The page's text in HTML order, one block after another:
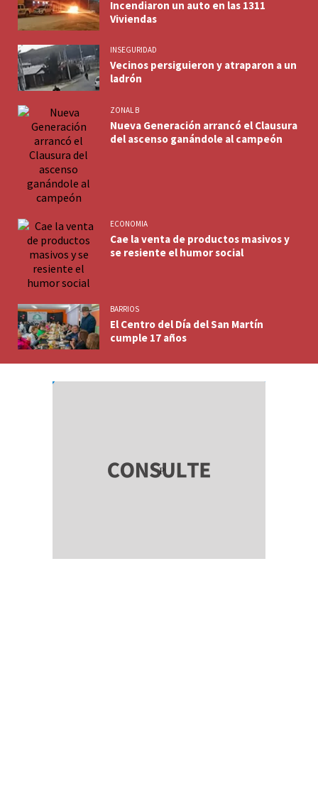
Incendiaron un auto en las 1311
Viviendas
INSEGURIDAD
Vecinos persiguieron y atraparon a un
ladrón
ZONAL B
Nueva Generación arrancó el Clausura
del ascenso ganándole al campeón
ECONOMIA
Cae la venta de productos masivos y
se resiente el humor social
BARRIOS
El Centro del Día del San Martín
cumple 17 años